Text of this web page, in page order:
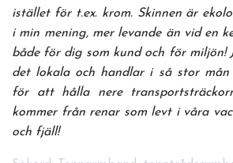
istället för t.ex. krom. Skinnen är
i min mening, mer levande än vid en
både för dig som kund och för miljön!
det lokala och handlar i så stor
för att hålla nere
kommer från renar som levt i våra
och fjäll!